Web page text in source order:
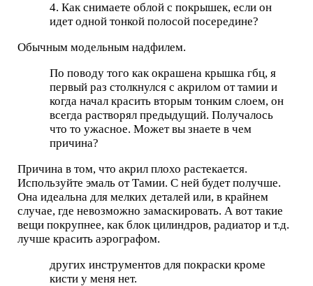
4. Как снимаете облой с покрышек, если он
идет одной тонкой полосой посередине?
Обычным модельным надфилем.
По поводу того как окрашена крышка гбц, я
первый раз столкнулся с акрилом от тамии и
когда начал красить вторым тонким слоем, он
всегда растворял предыдущий. Получалось
что то ужасное. Может вы знаете в чем
причина?
Причина в том, что акрил плохо растекается.
Используйте эмаль от Тамии. С ней будет получше.
Она идеальна для мелких деталей или, в крайнем
случае, где невозможно замаскировать. А вот такие
вещи покрупнее, как блок цилиндров, радиатор и т.д.
лучше красить аэрографом.
других инструментов для покраски кроме
кисти у меня нет.